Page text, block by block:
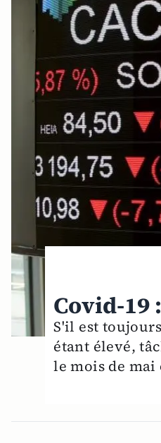
Covid-19
S'il est
étant élevé,
le mois de